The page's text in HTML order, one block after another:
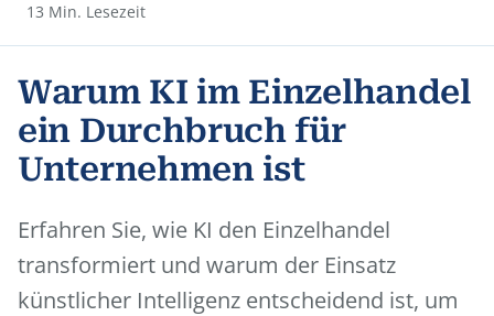
13 Min. Lesezeit
Warum KI im Einzelhandel
ein Durchbruch für
Unternehmen ist
Erfahren Sie, wie KI den Einzelhandel
transformiert und warum der Einsatz
künstlicher Intelligenz entscheidend ist, um